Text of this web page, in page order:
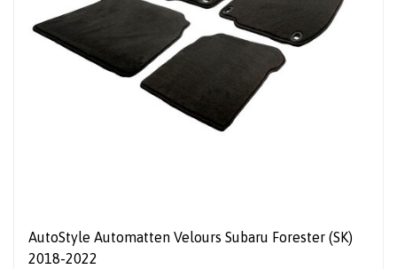
AutoStyle Automatten Velours Subaru Forester (SK)
2018-2022